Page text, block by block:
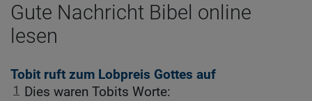
Gute Nachricht Bibel online
lesen
Tobit ruft zum Lobpreis Gottes auf
1 Dies waren Tobits Worte: